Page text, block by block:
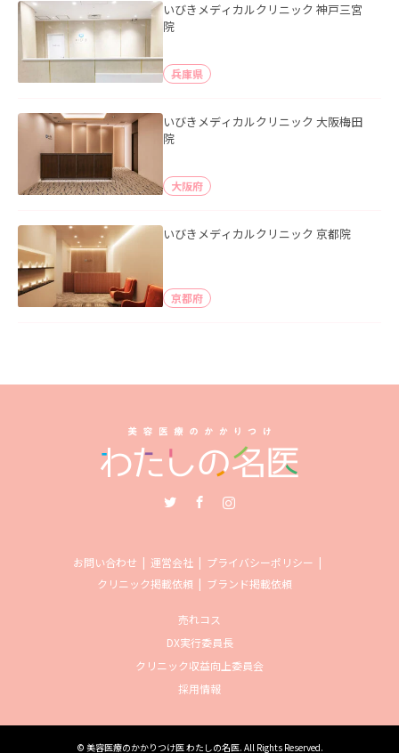
いびきメディカルクリニック 神戸三宮
院
兵庫県
いびきメディカルクリニック 大阪梅田
院
大阪府
いびきメディカルクリニック 京都院
京都府
お問い合わせ 運営会社
プライバシーポリシー
クリニック掲載依頼
ブランド掲載依頼
売れコス
DX実行委員長
クリニック収益向上委員会
採用情報
© 美容医療のかかりつけ医 わたしの名医. All Rights Reserved.